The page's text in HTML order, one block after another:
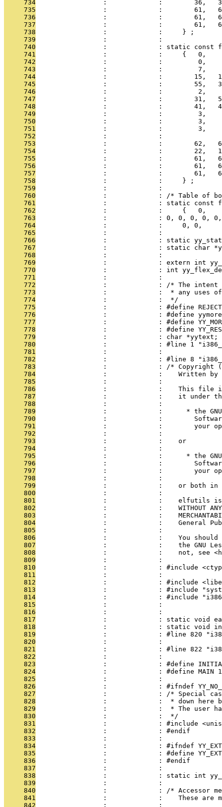
     734
:             :        36,
     735
:             :        61,
     736
:             :        61,
     737
:             :        61,
     738
                 :             :     } ;
     739
                 :             :
     740
:             : static const
     741
                 :             :     {   0,
     742
:             :         0,
     743
:             :         7,
     744
:             :        15,
     745
:             :        55,
     746
:             :         2,
     747
:             :        31,
     748
:             :        41,
     749
:             :         3,
     750
:             :         3,
     751
:             :         3,
     752
                 :             :
     753
:             :        62,
     754
:             :        22,
     755
:             :        61,
     756
:             :        61,
     757
:             :        61,
     758
                 :             :     } ;
     759
                 :             :
     760
:             : /* Table of
     761
:             : static const
     762
                 :             :     {   0,
     763
:             : 0, 0, 0, 0,
     764
:             :     0, 0,
     765
                 :             :
     766
:             : static
     767
:             : static char
     768
                 :             :
     769
:             : extern int
     770
:             : int
     771
                 :             :
     772
:             : /* The
     773
:             :  * any uses
     774
                 :             :  */
     775
:             : #define
     776
:             : #define
     777
:             : #define
     778
:             : #define
     779
                 :             : char *yytext;
     780
:             : #line 1
     781
                 :             :
     782
:             : #line 8
     783
:             : /* Copyright
     784
:             :    Written
     785
                 :             :
     786
:             :    This file
     787
:             :    it under
     788
                 :             :
     789
:             :      * the
     790
:             :
     791
:             :        your
     792
                 :             :
     793
                 :             :    or
     794
                 :             :
     795
:             :      * the
     796
:             :
     797
:             :        your
     798
                 :             :
     799
:             :    or both in
     800
                 :             :
     801
:             :    elfutils
     802
:             :    WITHOUT
     803
:             :
     804
:             :    General
     805
                 :             :
     806
:             :    You
     807
:             :    the GNU
     808
:             :    not, see
     809
                 :             :
     810
:             : #include
     811
                 :             :
     812
:             : #include
     813
:             : #include
     814
:             : #include
     815
                 :             :
     816
                 :             :
     817
:             : static void
     818
:             : static void
     819
:             : #line 820
     820
                 :             :
     821
:             : #line 822
     822
                 :             :
     823
:             : #define
     824
                 :             : #define MAIN 1
     825
                 :             :
     826
:             : #ifndef
     827
:             : /* Special
     828
:             :  * down here
     829
:             :  * The user
     830
                 :             :  */
     831
:             : #include
     832
                 :             : #endif
     833
                 :             :
     834
:             : #ifndef
     835
:             : #define
     836
                 :             : #endif
     837
                 :             :
     838
:             : static int
     839
                 :             :
     840
:             : /* Accessor
     841
:             :    These are
     842
                 :             :